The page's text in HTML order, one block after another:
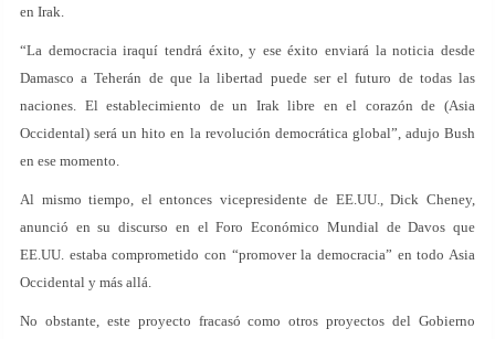
en Irak.
“La democracia iraquí tendrá éxito, y ese éxito enviará la noticia desde
Damasco a Teherán de que la libertad puede ser el futuro de todas las
naciones. El establecimiento de un Irak libre en el corazón de (Asia
Occidental) será un hito en la revolución democrática global”, adujo Bush
en ese momento.
Al mismo tiempo, el entonces vicepresidente de EE.UU., Dick Cheney,
anunció en su discurso en el Foro Económico Mundial de Davos que
EE.UU. estaba comprometido con “promover la democracia” en todo Asia
Occidental y más allá.
No obstante, este proyecto fracasó como otros proyectos del Gobierno